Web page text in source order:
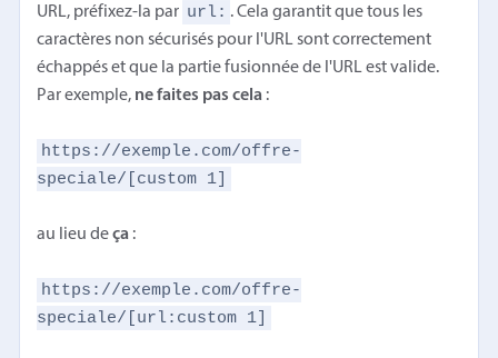
URL, préfixez-la par url: . Cela garantit que tous les
caractères non sécurisés pour l'URL sont correctement
échappés et que la partie fusionnée de l'URL est valide.
Par exemple, ne faites pas cela :
https://exemple.com/offre-
speciale/[custom 1]
au lieu deça :
https://exemple.com/offre-
speciale/[url:custom 1]